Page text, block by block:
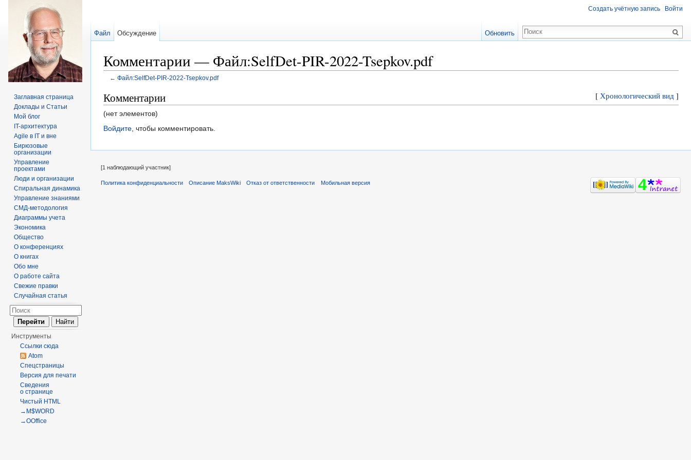
Комментарии — Файл:SelfDet-PIR-2022-Tsepkov.pdf
← Файл:SelfDet-PIR-2022-Tsepkov.pdf
[ Хронологический вид ]
Комментарии
(нет элементов)
Войдите, чтобы комментировать.
Создать учётную запись Войти
Файл Обсуждение Обновить
Заглавная страница
Доклады и Статьи
Мой блог
IT-архитектура
Agile в IT и вне
Бирюзовые
организации
Управление
проектами
Люди и организации
Спиральная динамика
Управление знаниями
СМД-методология
Диаграммы учета
Экономика
Общество
О конференциях
О книгах
Обо мне
О работе сайта
Свежие правки
Случайная статья
Инструменты
Ссылки сюда
Atom
Спецстраницы
Версия для печати
Сведения
о странице
Чистый HTML
→M$WORD
→OOffice
[1 наблюдающий участник]
Политика конфиденциальности Описание MaksWiki Отказ от ответственности Мобильная версия